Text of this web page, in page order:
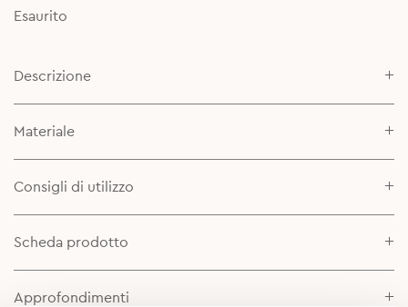
was:
is:
Esaurito
Descrizione
Materiale
Consigli di utilizzo
Scheda prodotto
Approfondimenti